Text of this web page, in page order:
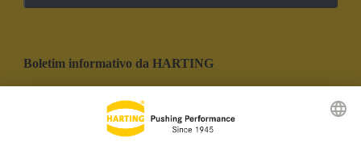
Boletim informativo da HARTING